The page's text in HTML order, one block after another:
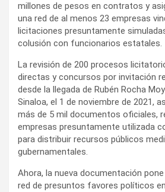
millones de pesos en contratos y
una red de al menos 23 empresas
licitaciones presuntamente
colusión con funcionarios estatales.
La revisión de 200 procesos
directas y concursos por invitación
desde la llegada de Rubén Rocha
Sinaloa, el 1 de noviembre de 2021,
más de 5 mil documentos oficiales,
empresas presuntamente utilizada
para distribuir recursos públicos
gubernamentales.
Ahora, la nueva documentación
red de presuntos favores políticos